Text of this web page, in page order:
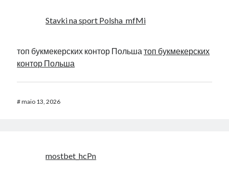
Stavki na sport Polsha_mfMi
топ букмекерских контор Польшатоп букмекерских
контор Польша
#maio 13, 2026
mostbet_hcPn